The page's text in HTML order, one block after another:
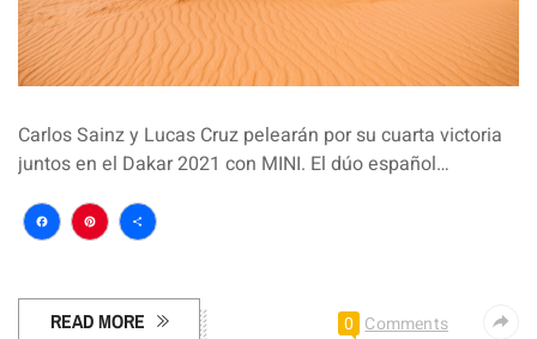
Carlos Sainz y Lucas Cruz pelearán por su cuarta victoria
juntos en el Dakar 2021 con MINI. El dúo español…
Facebook
Pinterest
Compartir
READ MORE 0 Comments